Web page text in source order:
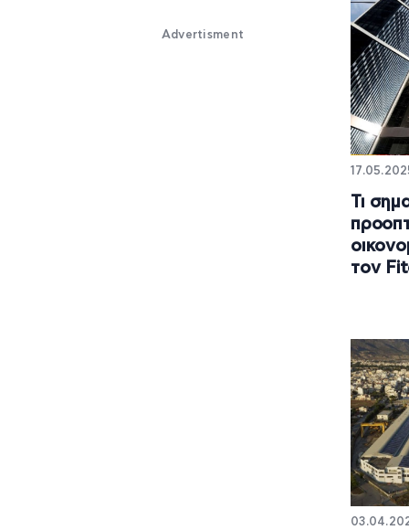
Advertisment
Τι
τον